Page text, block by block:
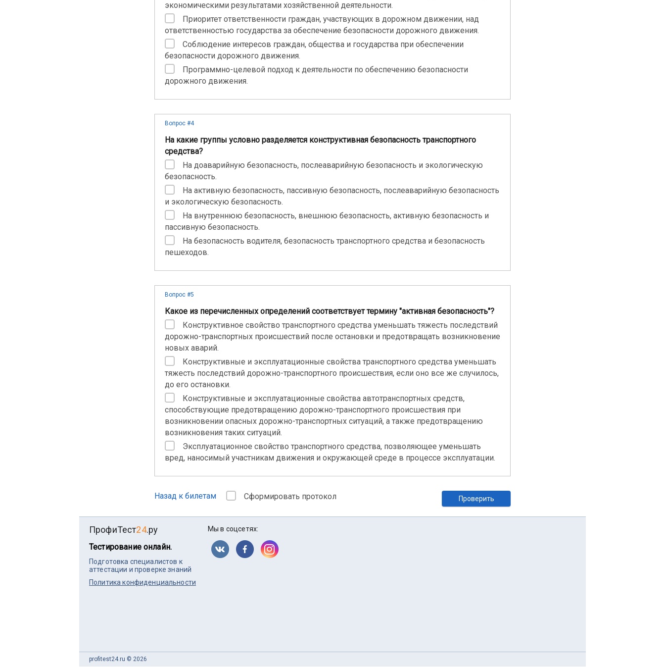
экономическими результатами хозяйственной деятельности.
Приоритет ответственности граждан, участвующих в дорожном движении, над
ответственностью государства за обеспечение безопасности дорожного движения.
Соблюдение интересов граждан, общества и государства при обеспечении
безопасности дорожного движения.
Программно-целевой подход к деятельности по обеспечению безопасности
дорожного движения.
Вопрос #4
На какие группы условно разделяется конструктивная безопасность транспортного
средства?
На доаварийную безопасность, послеаварийную безопасность и экологическую
безопасность.
На активную безопасность, пассивную безопасность, послеаварийную безопасность
и экологическую безопасность.
На внутреннюю безопасность, внешнюю безопасность, активную безопасность и
пассивную безопасность.
На безопасность водителя, безопасность транспортного средства и безопасность
пешеходов.
Вопрос #5
Какое из перечисленных определений соответствует термину "активная безопасность"?
Конструктивное свойство транспортного средства уменьшать тяжесть последствий
дорожно-транспортных происшествий после остановки и предотвращать возникновение
новых аварий.
Конструктивные и эксплуатационные свойства транспортного средства уменьшать
тяжесть последствий дорожно-транспортного происшествия, если оно все же случилось,
до его остановки.
Конструктивные и эксплуатационные свойства автотранспортных средств,
способствующие предотвращению дорожно-транспортного происшествия при
возникновении опасных дорожно-транспортных ситуаций, а также предотвращению
возникновения таких ситуаций.
Эксплуатационное свойство транспортного средства, позволяющее уменьшать
вред, наносимый участникам движения и окружающей среде в процессе эксплуатации.
Проверить
Назад к билетам Сформировать протокол
ПрофиТест24.ру
Тестирование онлайн.
Подготовка специалистов к
аттестации и проверке знаний
Политика конфиденциальности
Мы в соцсетях:
profitest24.ru © 2026